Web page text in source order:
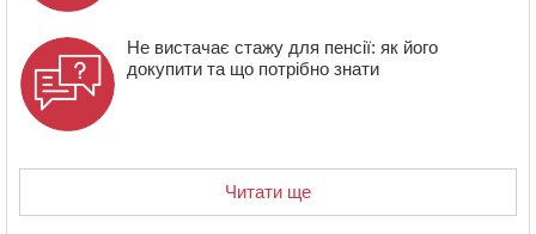
Не вистачає стажу для пенсії: як його
докупити та що потрібно знати
Читати ще